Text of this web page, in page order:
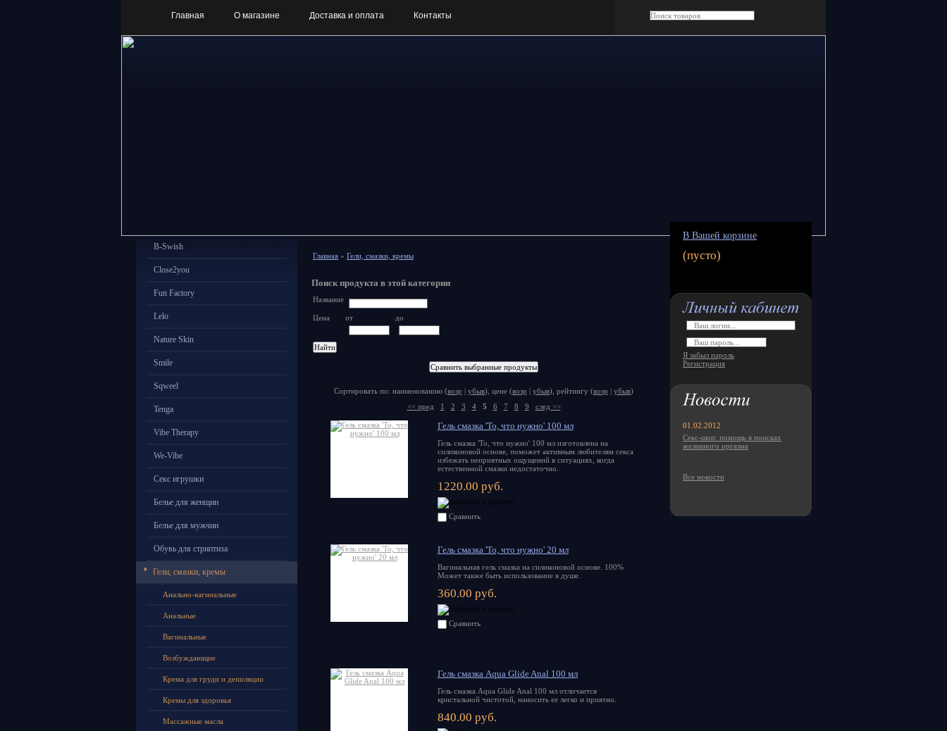
Главная О магазине Доставка и оплата Контакты
B-Swish
Close2you
Fun Factory
Lelo
Nature Skin
Smile
Sqweel
Tenga
Vibe Therapy
We-Vibe
Секс игрушки
Белье для женщин
Белье для мужчин
Обувь для стриптиза
Гели, смазки, кремы
Анально-вагинальные
Анальные
Вагинальные
Возбуждающие
Крема для груди и депиляции
Кремы для здоровья
Массажные масла
Главная » Гели, смазки, кремы
Поиск продукта в этой категории
Название
Цена от до
Сортировать по: наименованию (возр | убыв), цене (возр | убыв), рейтингу (возр | убыв)
<< пред
1 2 3 4 5 6 7 8 9 след >>
Гель смазка 'То, что нужно' 100 мл
Гель смазка 'То, что нужно' 100 мл изготовлена на
силиконовой основе, поможет активным любителям секса
избежать неприятных ощущений в ситуациях, когда
естественной смазки недостаточно.
1220.00 руб.
Сравнить
Гель смазка 'То, что нужно' 20 мл
Вагинальная гель смазка на силиконовой основе. 100%
Может также быть использование в душе.
360.00 руб.
Сравнить
Гель смазка Aqua Glide Anal 100 мл
Гель смазка Aqua Glide Anal 100 мл отличается
кристальной чистотой, наносить ее легко и приятно.
840.00 руб.
В Вашей корзине
(пусто)
Я забыл пароль
Регистрация
01.02.2012
Секс-шоп: помощь в поисках
желанного оргазма
Все новости